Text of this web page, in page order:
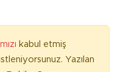
kabul etmiş
Yazılan